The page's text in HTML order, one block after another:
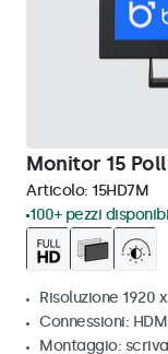
Monitor 15
Articolo: 15HD7M
100+ pezzi
Risoluzione 1920
Connessioni:
Montaggio: